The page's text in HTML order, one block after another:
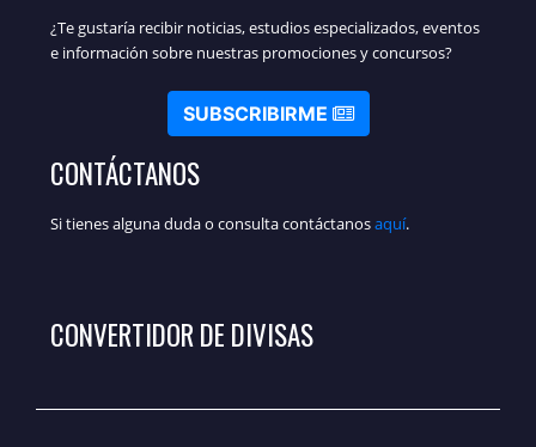
¿Te gustaría recibir noticias, estudios especializados, eventos
e información sobre nuestras promociones y concursos?
SUBSCRIBIRME
CONTÁCTANOS
Si tienes alguna duda o consulta contáctanosaquí.
CONVERTIDOR DE DIVISAS